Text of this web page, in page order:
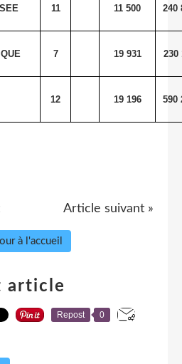
11 11 500 240
7 19 931 230
12 19 196 590
Article suivant »
à l'accueil
article
Repost 0